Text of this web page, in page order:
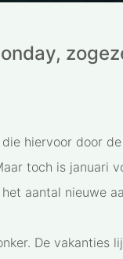
hiervoor door
toch is januari
aantal nieuwe
De vakanties